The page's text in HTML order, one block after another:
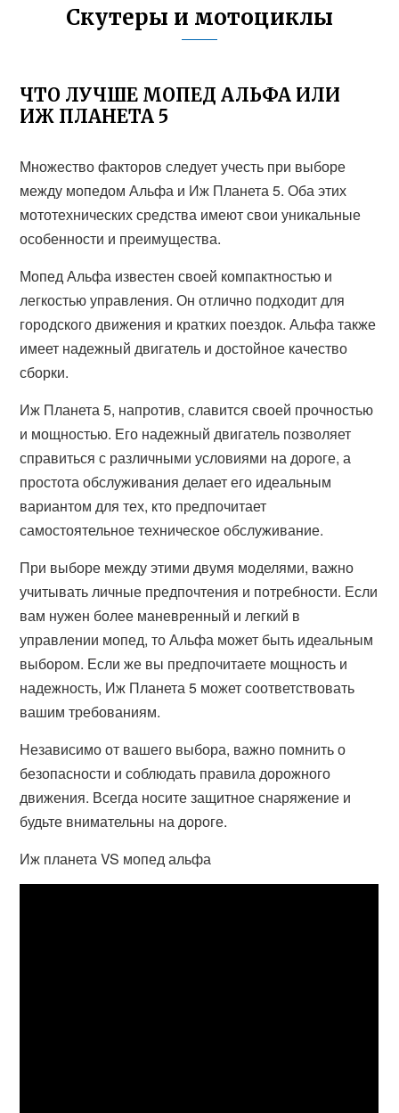
Скутеры и мотоциклы
ЧТО ЛУЧШЕ МОПЕД АЛЬФА ИЛИ
ИЖ ПЛАНЕТА 5
Множество факторов следует учесть при выборе
между мопедом Альфа и Иж Планета 5. Оба этих
мототехнических средства имеют свои уникальные
особенности и преимущества.
Мопед Альфа известен своей компактностью и
легкостью управления. Он отлично подходит для
городского движения и кратких поездок. Альфа также
имеет надежный двигатель и достойное качество
сборки.
Иж Планета 5, напротив, славится своей прочностью
и мощностью. Его надежный двигатель позволяет
справиться с различными условиями на дороге, а
простота обслуживания делает его идеальным
вариантом для тех, кто предпочитает
самостоятельное техническое обслуживание.
При выборе между этими двумя моделями, важно
учитывать личные предпочтения и потребности. Если
вам нужен более маневренный и легкий в
управлении мопед, то Альфа может быть идеальным
выбором. Если же вы предпочитаете мощность и
надежность, Иж Планета 5 может соответствовать
вашим требованиям.
Независимо от вашего выбора, важно помнить о
безопасности и соблюдать правила дорожного
движения. Всегда носите защитное снаряжение и
будьте внимательны на дороге.
Иж планета VS мопед альфа